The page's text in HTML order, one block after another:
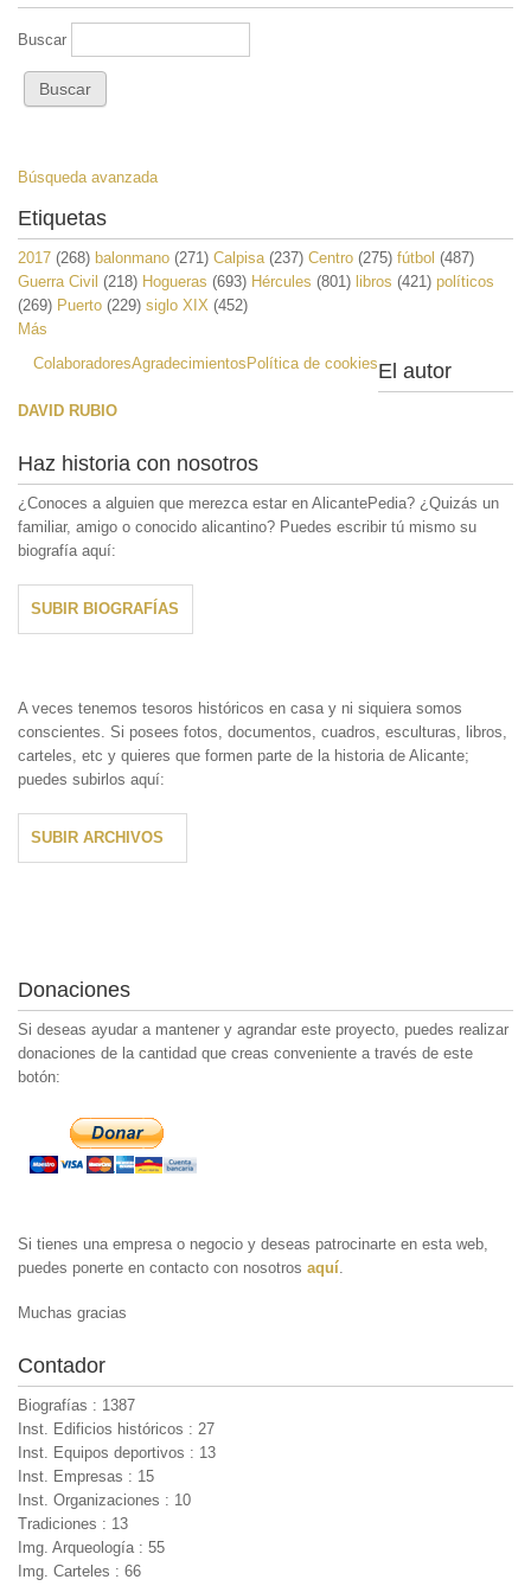
Buscar
Búsqueda avanzada
Etiquetas
2017 (268) balonmano (271) Calpisa(237) Centro (275) fútbol (487)
Guerra Civil (218) Hogueras (693) Hércules (801) libros (421) políticos
(269) Puerto (229) siglo XIX (452)
Más
ColaboradoresAgradecimientosPolítica de cookiesEl autor
DAVID RUBIO
Haz historia con nosotros
¿Conoces a alguien que merezca estar en AlicantePedia? ¿Quizás un
familiar, amigo o conocido alicantino? Puedes escribir tú mismo su
biografía aquí:
SUBIR BIOGRAFÍAS
A veces tenemos tesoros históricos en casa y ni siquiera somos
conscientes. Si posees fotos, documentos, cuadros, esculturas, libros,
carteles, etc y quieres que formen parte de la historia de Alicante;
puedes subirlos aquí:
SUBIR ARCHIVOS
Donaciones
Si deseas ayudar a mantener y agrandar este proyecto, puedes realizar
donaciones de la cantidad que creas conveniente a través de este
botón:
Si tienes una empresa o negocio y deseas patrocinarte en esta web,
puedes ponerte en contacto con nosotros aquí
Muchas gracias
Contador
Biografías : 1387
Inst. Edificios históricos : 27
Inst. Equipos deportivos : 13
Inst. Empresas : 15
Inst. Organizaciones : 10
Tradiciones : 13
Img. Arqueología : 55
Img. Carteles : 66